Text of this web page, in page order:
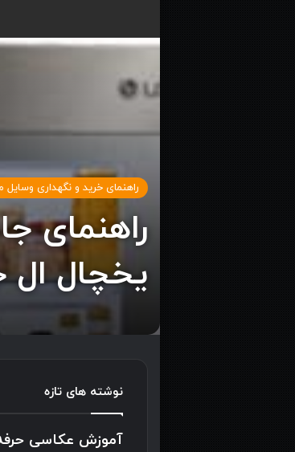
راهنمای خرید و نگهداری وسایل
راهنمای
یخچال
نوشته های تازه
آموزش عکاسی